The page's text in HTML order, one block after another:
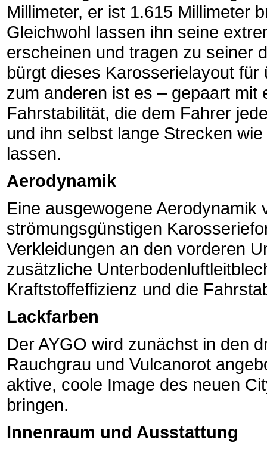
Millimeter, er ist 1.615 Millimeter
Gleichwohl lassen ihn seine
erscheinen und tragen zu seiner
bürgt dieses Karosserielayout
zum anderen ist es – gepaart
Fahrstabilität, die dem Fahrer
und ihn selbst lange Strecken
lassen.
Aerodynamik
Eine ausgewogene Aerodynamik
strömungsgünstigen
Verkleidungen an den vorderen
zusätzliche
Kraftstoffeffizienz und die
Lackfarben
Der AYGO wird zunächst in den
Rauchgrau und Vulcanorot
aktive, coole Image des neuen
bringen.
Innenraum und Ausstattung